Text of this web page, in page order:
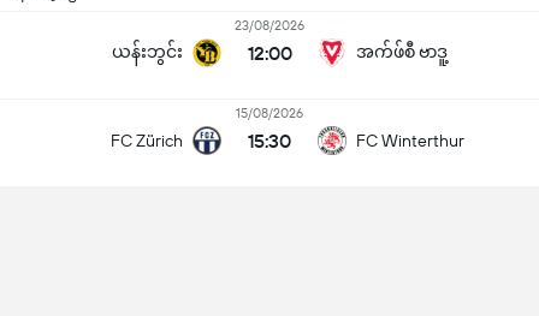
ယန်းဘွင်း
23/08/2026
12:00 အက်ဖ်စီ ဗာဒူ့
FC Zürich
15/08/2026
15:30 FC Winterthur